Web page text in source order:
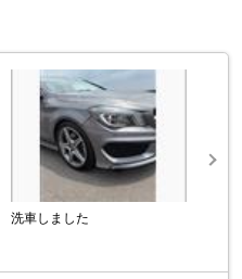
洗車しました